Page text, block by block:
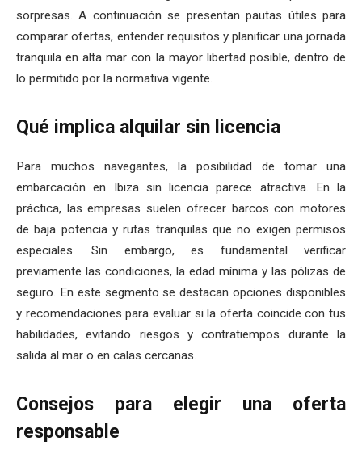
sorpresas. A continuación se presentan pautas útiles para
comparar ofertas, entender requisitos y planificar una jornada
tranquila en alta mar con la mayor libertad posible, dentro de
lo permitido por la normativa vigente.
Qué implica alquilar sin licencia
Para muchos navegantes, la posibilidad de tomar una
embarcación en Ibiza sin licencia parece atractiva. En la
práctica, las empresas suelen ofrecer barcos con motores
de baja potencia y rutas tranquilas que no exigen permisos
especiales. Sin embargo, es fundamental verificar
previamente las condiciones, la edad mínima y las pólizas de
seguro. En este segmento se destacan opciones disponibles
y recomendaciones para evaluar si la oferta coincide con tus
habilidades, evitando riesgos y contratiempos durante la
salida al mar o en calas cercanas.
Consejos para elegir una oferta
responsable